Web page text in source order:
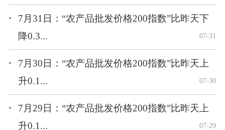
7月31日：“农产品批发价格200指数”比昨天下
降0.3...
07-31
7月30日：“农产品批发价格200指数”比昨天上
升0.1...
07-30
7月29日：“农产品批发价格200指数”比昨天上
升0.1...
07-29